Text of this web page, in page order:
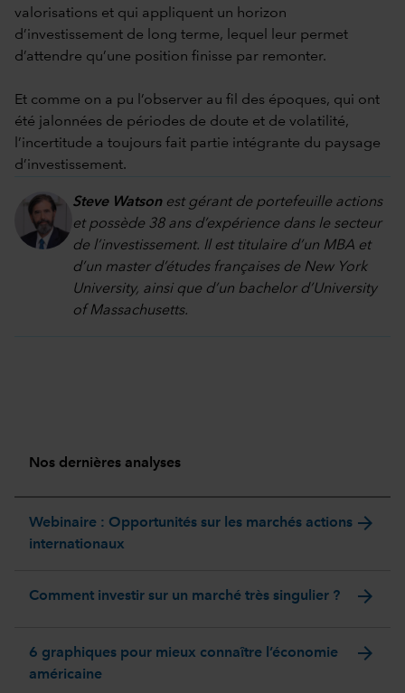
valorisations et qui appliquent un horizon
d’investissement de long terme, lequel leur permet
d’attendre qu’une position finisse par remonter.
Et comme on a pu l’observer au fil des époques, qui ont
été jalonnées de périodes de doute et de volatilité,
l’incertitude a toujours fait partie intégrante du paysage
d’investissement.
Steve Watson est gérant de portefeuille actions
et possède 38 ans d’expérience dans le secteur
de l’investissement. Il est titulaire d’un MBA et
d’un master d’études françaises de New York
University, ainsi que d’un bachelor d’University
of Massachusetts.
Nos dernières analyses
Webinaire : Opportunités sur les marchés actions
internationaux
arrow_forward
Comment investir sur un marché très singulier ? arrow_forward
6 graphiques pour mieux connaître l’économie
américaine
arrow_forward